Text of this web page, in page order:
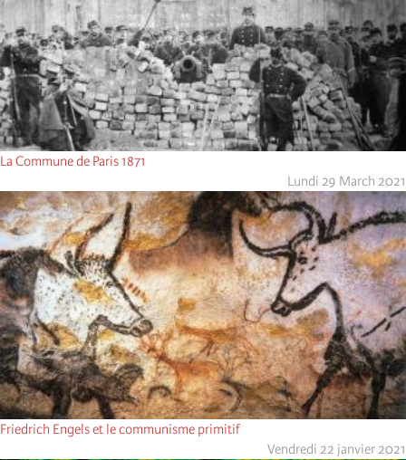
La Commune de Paris 1871
Lundi 29 March 2021
Friedrich Engels et le communisme primitif
Vendredi 22 janvier 2021